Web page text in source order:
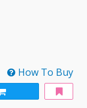
How To Buy